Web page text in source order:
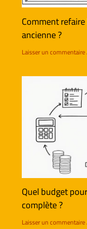
Comment
ancienne ?
Laisser un commentaire
Quel budget
complète ?
Laisser un commentaire